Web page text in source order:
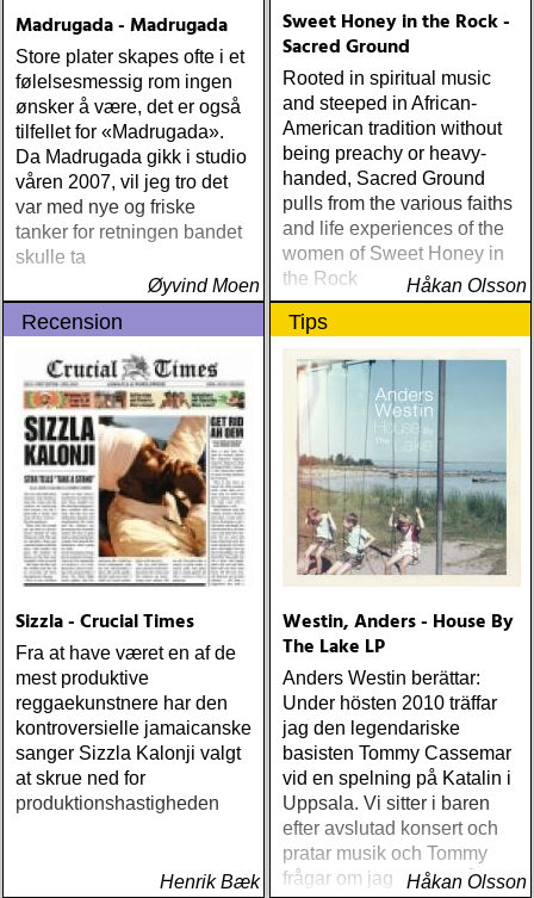
Madrugada - Madrugada
Store plater skapes ofte i et
følelsesmessig rom ingen
ønsker å være, det er også
tilfellet for «Madrugada».
Da Madrugada gikk i studio
våren 2007, vil jeg tro det
var med nye og friske
tanker for retningen bandet
skulle ta
Øyvind Moen
Sweet Honey in the Rock -
Sacred Ground
Rooted in spiritual music
and steeped in African-
American tradition without
being preachy or heavy-
handed, Sacred Ground
pulls from the various faiths
and life experiences of the
women of Sweet Honey in
the Rock
Håkan Olsson
Recension
Sizzla - Crucial Times
Fra at have været en af de
mest produktive
reggaekunstnere har den
kontroversielle jamaicanske
sanger Sizzla Kalonji valgt
at skrue ned for
produktionshastigheden
Henrik Bæk
Tips
Westin, Anders - House By
The Lake LP
Anders Westin berättar:
Under hösten 2010 träffar
jag den legendariske
basisten Tommy Cassemar
vid en spelning på Katalin i
Uppsala. Vi sitter i baren
efter avslutad konsert och
pratar musik och Tommy
frågar om jag spelar något
Håkan Olsson